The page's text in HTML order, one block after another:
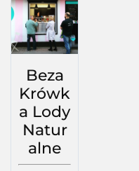
Beza
Krówk
a Lody
Natur
alne